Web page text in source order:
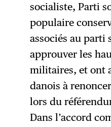
socialiste, Parti
populaire
associés au parti
approuver les
militaires, et ont
danois à
lors du
Dans l’accord